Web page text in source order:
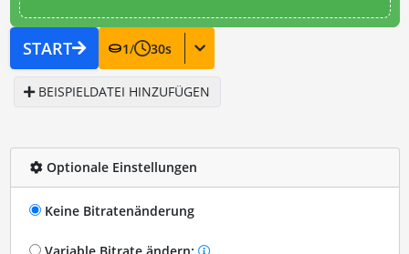
START 1/ 30s
BEISPIELDATEI HINZUFÜGEN
Optionale Einstellungen
Keine Bitratenänderung
Variable Bitrate ändern: